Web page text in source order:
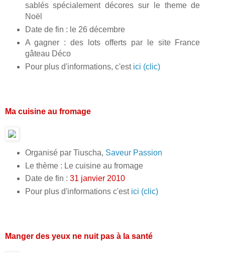
sablés spécialement décores sur le theme de
Noël
Date de fin : le 26 décembre
A gagner : des lots offerts par le site France
gâteau Déco
Pour plus d'informations, c'est ici (clic)
Ma cuisine au fromage
Organisé par Tiuscha, Saveur Passion
Le thème : Le cuisine au fromage
Date de fin : 31 janvier 2010
Pour plus d'informations c'est ici (clic)
Manger des yeux ne nuit pas à la santé